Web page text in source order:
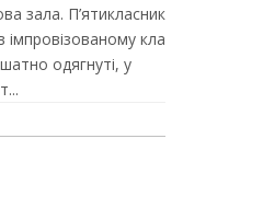
зала. П’ятикласники,
класі. То
одягнуті, у